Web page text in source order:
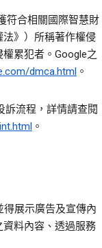
符合相關國際智慧財
》）所稱著作權侵
累犯者。Google之
dmca.html 。
訴流程，詳情請查閱
。
得展示廣告及宣傳內
料內容、透過服務